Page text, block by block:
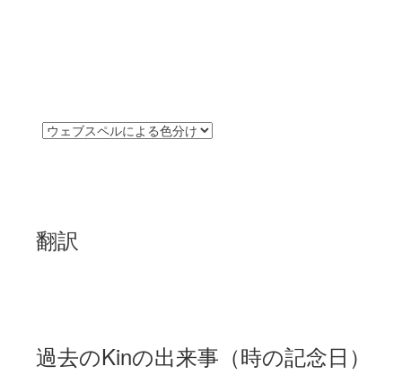
翻訳
過去のKinの出来事（時の記念日）